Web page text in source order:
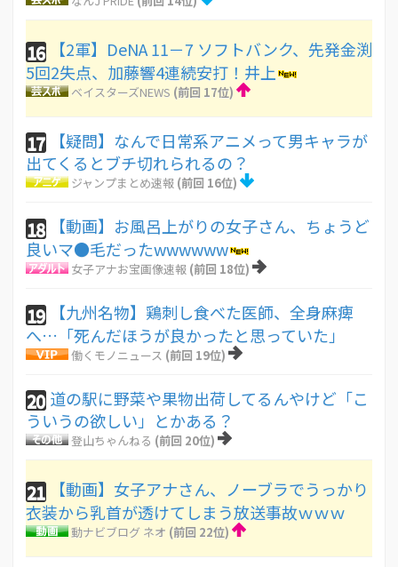
16
【2軍】DeNA 11－7 ソフトバンク、先発金渕
5回2失点、加藤響4連続安打！井上
ベイスターズNEWS (前回 17位)
17
【疑問】なんで日常系アニメって男キャラが
出てくるとブチ切れられるの？
ジャンプまとめ速報 (前回 16位)
18
【動画】お風呂上がりの女子さん、ちょうど
良いマ●毛だったwwwwww
女子アナお宝画像速報 (前回 18位)
19
【九州名物】鶏刺し食べた医師、全身麻痺
へ…「死んだほうが良かったと思っていた」
働くモノニュース (前回 19位)
20 道の駅に野菜や果物出荷してるんやけど「こ
ういうの欲しい」とかある？
登山ちゃんねる (前回 20位)
21
【動画】女子アナさん、ノーブラでうっかり
衣装から乳首が透けてしまう放送事故ｗｗｗ
動ナビブログ ネオ (前回 22位)